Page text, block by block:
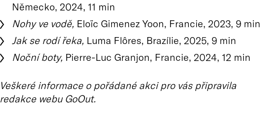
Německo, 2024, 11 min
Nohy ve vodě, Eloïc Gimenez Yoon, Francie, 2023, 9 min
Jak se rodí řeka, Luma Flôres, Brazílie, 2025, 9 min
Noční boty, Pierre-Luc Granjon, Francie, 2024, 12 min
Veškeré informace o pořádané akci pro vás připravila
redakce webu GoOut.